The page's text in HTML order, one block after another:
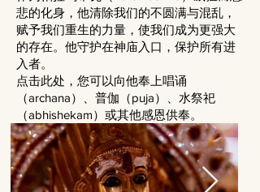
悲的化身，他清除我们的不圆满与混乱，
赋予我们重生的力量，使我们成为更强大
的存在。他守护在神庙入口，保护所有进
入者。
点击此处，您可以向他奉上唱诵
（archana）、普伽（puja）、水祭祀
（abhishekam）或其他感恩供奉。